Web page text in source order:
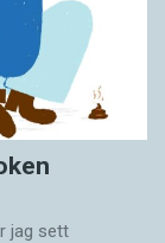
jag sett